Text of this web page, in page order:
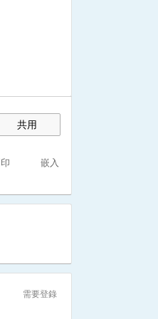
共用
嵌入
需要登錄